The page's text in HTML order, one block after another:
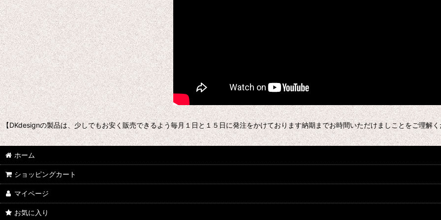
【DKdesignの製品は、少しでもお安く販売できるよう毎月１日と１５日に発注をかけております納期までお時間いただけましことをご理解
ホーム
ショッピングカート
マイページ
お気に入り